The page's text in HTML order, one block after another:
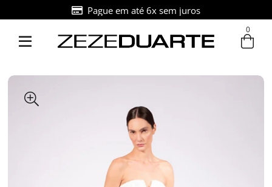
Entre com email ou cpf/cnpj
Pague em até 6x sem juros
0